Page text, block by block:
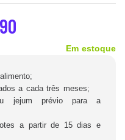
Em estoque
a cada três meses;
jejum prévio para a
a partir de 15 dias e